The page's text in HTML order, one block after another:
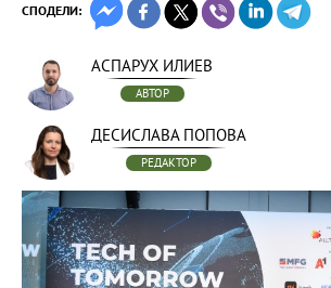
СПОДЕЛИ:
АСПАРУХ ИЛИЕВ
АВТОР
ДЕСИСЛАВА ПОПОВА
РЕДАКТОР